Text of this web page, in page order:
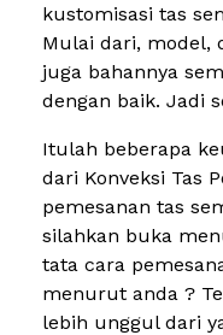
kustomisasi tas
Mulai dari, model,
juga bahannya
dengan baik. Jadi
Itulah beberapa
dari Konveksi Tas
pemesanan tas
silahkan buka
tata cara
menurut anda ?
lebih unggul dari